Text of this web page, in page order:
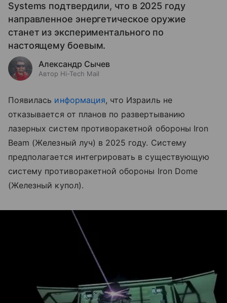
Systems подтвердили, что в 2025 году
направленное энергетическое оружие
станет из экспериментального по
настоящему боевым.
Александр Сычев
Автор Hi-Tech Mail
Появилась информация, что Израиль не
отказывается от планов по развертыванию
лазерных систем противоракетной обороны Iron
Beam (Железный луч) в 2025 году. Систему
предполагается интегрировать в существующую
систему противоракетной обороны Iron Dome
(Железный купол).